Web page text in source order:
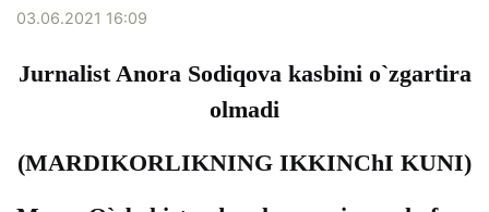
03.06.2021 16:09
Jurnalist Anora Sodiqova kasbini o`zgartira
olmadi
(MARDIKORLIKNING IKKINChI KUNI)